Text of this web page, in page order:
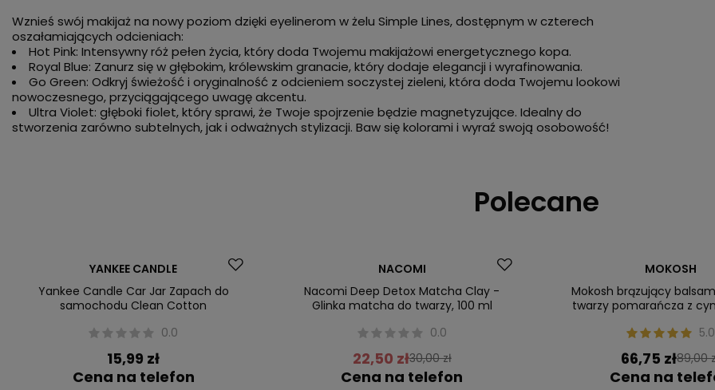
Wznieś swój makijaż na nowy poziom dzięki eyelinerom w żelu Simple Lines, dostępnym w czterech
oszałamiających odcieniach:
Hot Pink: Intensywny róż pełen życia, który doda Twojemu makijażowi energetycznego kopa.
Royal Blue: Zanurz się w głębokim, królewskim granacie, który dodaje elegancji i wyrafinowania.
Go Green: Odkryj świeżość i oryginalność z odcieniem soczystej zieleni, która doda Twojemu lookowi
nowoczesnego, przyciągającego uwagę akcentu.
Ultra Violet: głęboki fiolet, który sprawi, że Twoje spojrzenie będzie magnetyzujące. Idealny do
stworzenia zarówno subtelnych, jak i odważnych stylizacji. Baw się kolorami i wyraź swoją osobowość!
Polecane
YANKEE CANDLE
Yankee Candle Car Jar Zapach do
samochodu Clean Cotton
0.0
15,99 zł
Cena na telefon
NACOMI
Nacomi Deep Detox Matcha Clay -
Glinka matcha do twarzy, 100 ml
0.0
22,50 zł30,00 zł
Cena na telefon
MOKOSH
Mokosh brązujący
twarzy pomarańcza z
5.0
66,75 zł89,00
Cena na